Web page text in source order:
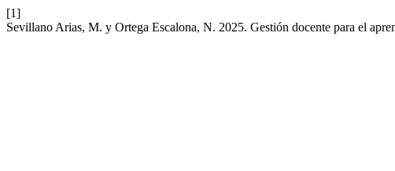
[1]
Sevillano Arias, M. y Ortega Escalona, N. 2025. Gestión docente para el